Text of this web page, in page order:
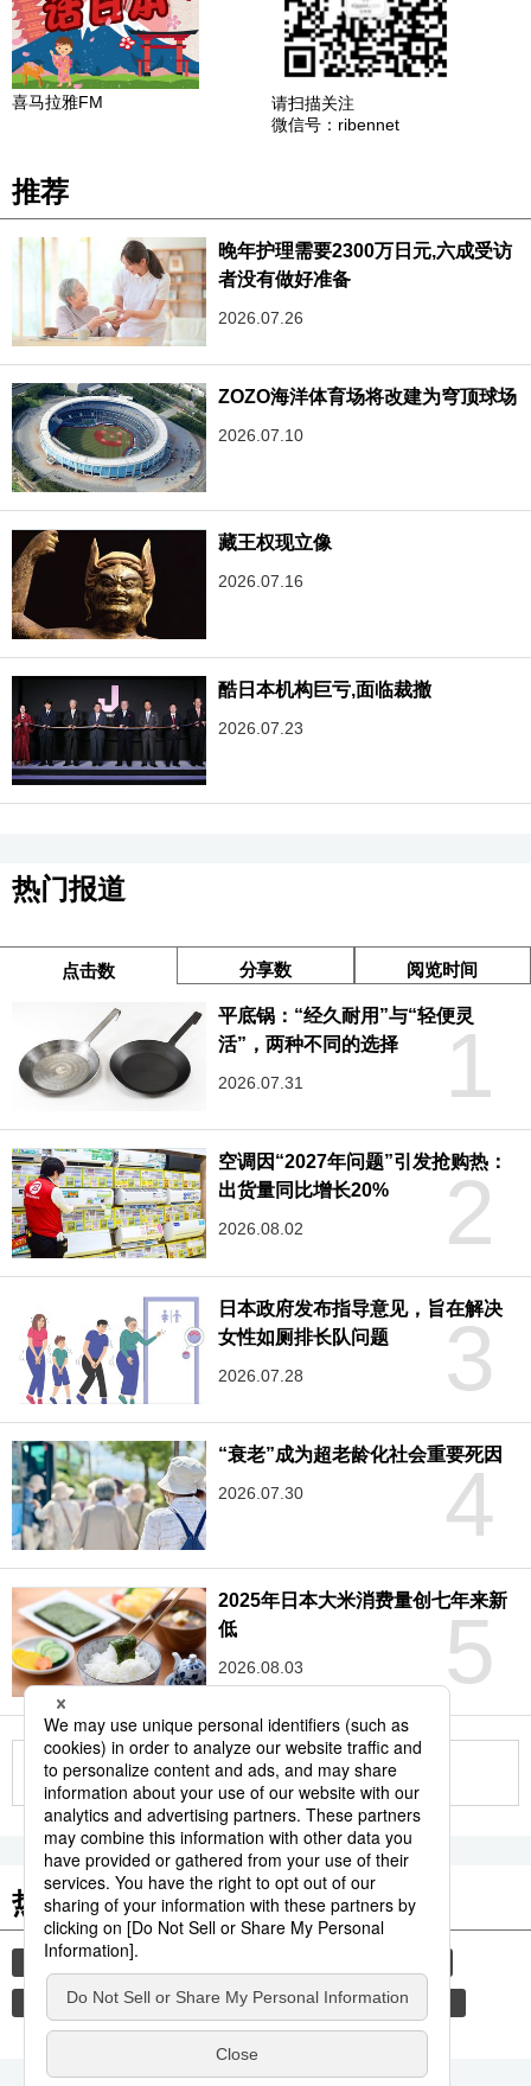
喜马拉雅FM
请扫描关注
微信号：ribennet
推荐
晚年护理需要2300万日元,六成受访
者没有做好准备
2026.07.26
ZOZO海洋体育场将改建为穹顶球场
2026.07.10
藏王权现立像
2026.07.16
酷日本机构巨亏,面临裁撤
2026.07.23
热门报道
点击数 分享数 阅览时间
1
平底锅：“经久耐用”与“轻便灵
活”，两种不同的选择
2026.07.31
2
空调因“2027年问题”引发抢购热：
出货量同比增长20%
2026.08.02
3
日本政府发布指导意见，旨在解决
女性如厕排长队问题
2026.07.28
4
“衰老”成为超老龄化社会重要死因
2026.07.30
5
2025年日本大米消费量创七年来新
低
2026.08.03
更多
热门关键词
历史 时事社新闻
日本料理 艺术 ai 健康与医疗